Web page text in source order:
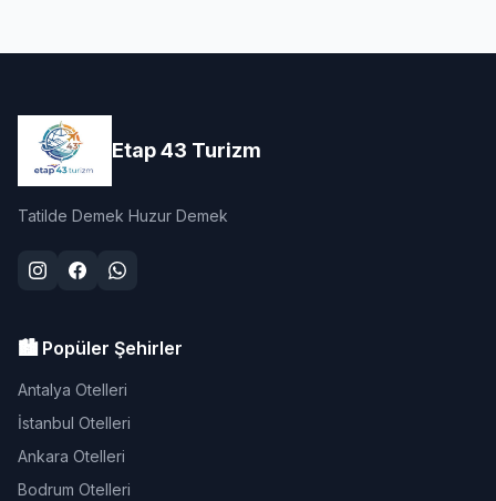
Etap 43 Turizm
Tatilde Demek Huzur Demek
🏙️ Popüler Şehirler
Antalya Otelleri
İstanbul Otelleri
Ankara Otelleri
Bodrum Otelleri